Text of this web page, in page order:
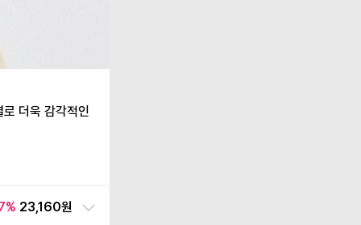
더욱 감각적인
% 23,160원